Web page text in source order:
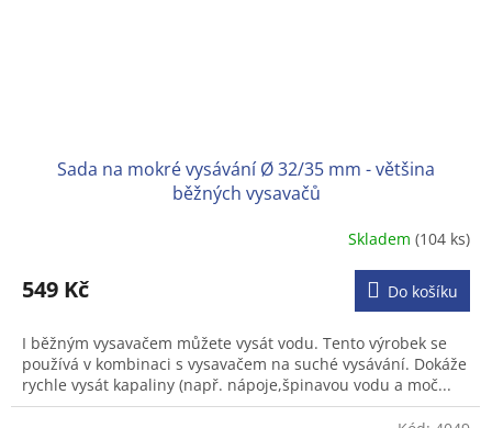
Sada na mokré vysávání Ø 32/35 mm - většina
běžných vysavačů
produktu
je
z
5
hvězdiček.
Skladem(104 ks)
549 Kč Do košíku
I běžným vysavačem můžete vysát vodu. Tento výrobek se
používá v kombinaci s vysavačem na suché vysávání. Dokáže
rychle vysát kapaliny (např. nápoje,špinavou vodu a moč...